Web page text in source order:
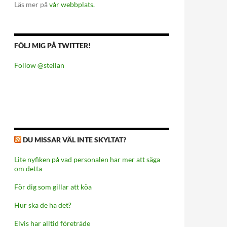
Läs mer påvår webbplats.
FÖLJ MIG PÅ TWITTER!
Follow @stellan
DU MISSAR VÄL INTE SKYLTAT?
Lite nyfiken på vad personalen har mer att säga
om detta
För dig som gillar att köa
Hur ska de ha det?
Elvis har alltid företräde